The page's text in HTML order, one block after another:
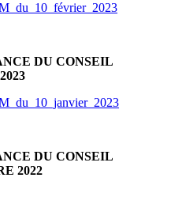
DU CONSEIL
DU CONSEIL
2022